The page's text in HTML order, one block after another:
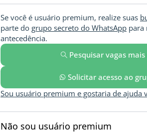
Se você é usuário premium, realize suas
parte do grupo secreto do WhatsApp para
antecedência.
Pesquisar vagas
Solicitar acesso ao
Sou usuário premium e gostaria de ajuda
Não sou usuário premium